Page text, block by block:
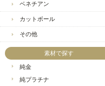
ベネチアン
カットボール
その他
素材で探す
純金
純プラチナ